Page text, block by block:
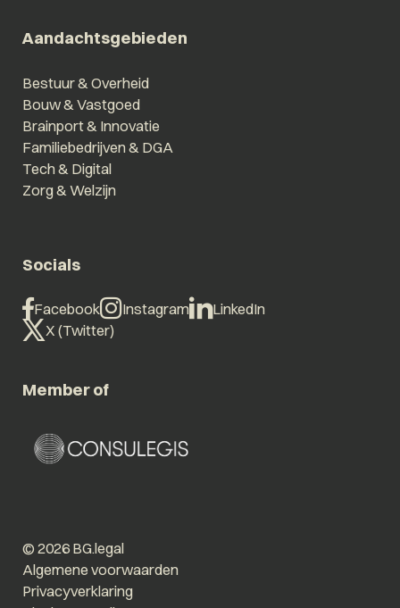
Aandachtsgebieden
Bestuur & Overheid
Bouw & Vastgoed
Brainport & Innovatie
Familiebedrijven & DGA
Tech & Digital
Zorg & Welzijn
Socials
Facebook Instagram
LinkedIn
X (Twitter)
Member of
© 2026 BG.legal
Algemene voorwaarden
Privacyverklaring